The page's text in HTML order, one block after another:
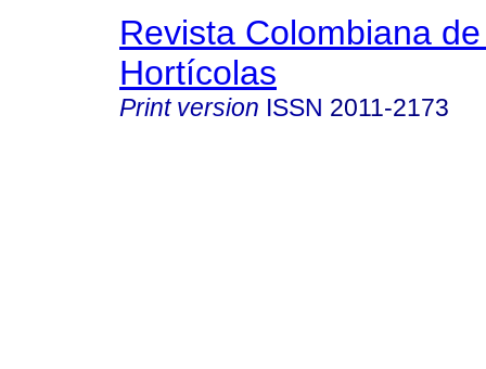
Revista Colombiana
Hortícolas
Print version ISSN 2011-2173